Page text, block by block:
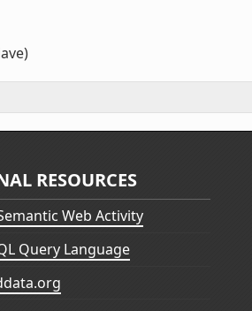
RESOURCES
Web Activity
Query Language